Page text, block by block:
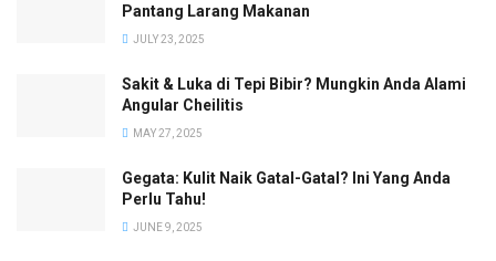
Pantang Larang Makanan
JULY 23, 2025
Sakit & Luka di Tepi Bibir? Mungkin Anda Alami
Angular Cheilitis
MAY 27, 2025
Gegata: Kulit Naik Gatal-Gatal? Ini Yang Anda
Perlu Tahu!
JUNE 9, 2025